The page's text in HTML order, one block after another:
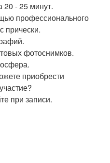
20 - 25 минут.
профессионального
прически.
фотоснимков.
приобрести
при записи.